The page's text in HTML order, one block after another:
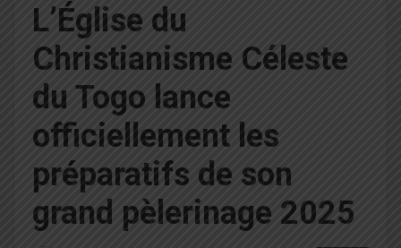
L’Église du
Christianisme Céleste
du Togo lance
officiellement les
préparatifs de son
grand pèlerinage 2025